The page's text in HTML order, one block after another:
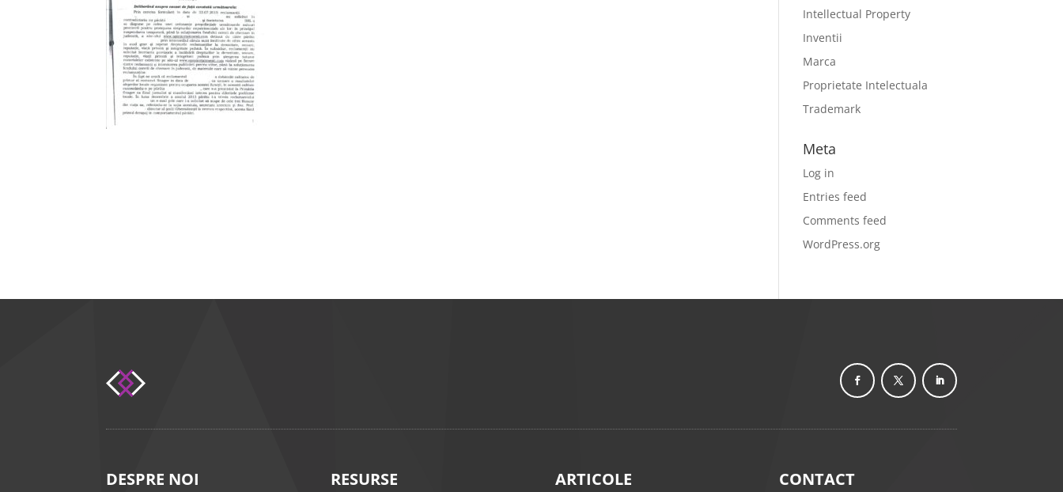
Intellectual Property
Inventii
Marca
Proprietate Intelectuala
Trademark
Meta
Log in
Entries feed
Comments feed
WordPress.org
DESPRE NOI RESURSE ARTICOLE CONTACT